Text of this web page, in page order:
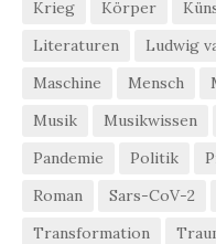
Krieg
Körper
Literaturen
Ludwig
Maschine
Mensch
Musik
Musikwissen
Pandemie
Politik
Roman
Sars-CoV-2
Transformation